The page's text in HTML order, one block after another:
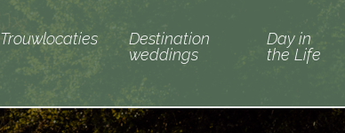
Trouwlocaties
Destination
weddings
Day in
the Life